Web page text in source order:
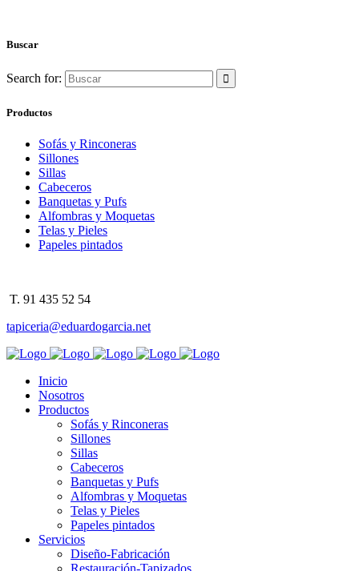
Buscar
Search for:
Productos
Sofás y Rinconeras
Sillones
Sillas
Cabeceros
Banquetas y Pufs
Alfombras y Moquetas
Telas y Pieles
Papeles pintados
T. 91 435 52 54
tapiceria@eduardogarcia.net
Inicio
Nosotros
Productos
Sofás y Rinconeras
Sillones
Sillas
Cabeceros
Banquetas y Pufs
Alfombras y Moquetas
Telas y Pieles
Papeles pintados
Servicios
Diseño-Fabricación
Restauración-Tapizados